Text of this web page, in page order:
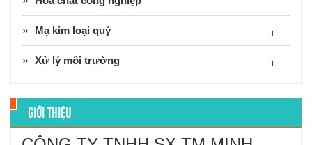
Mạ kim loại quý +
Xử lý môi trường +
GIỚI THIỆU